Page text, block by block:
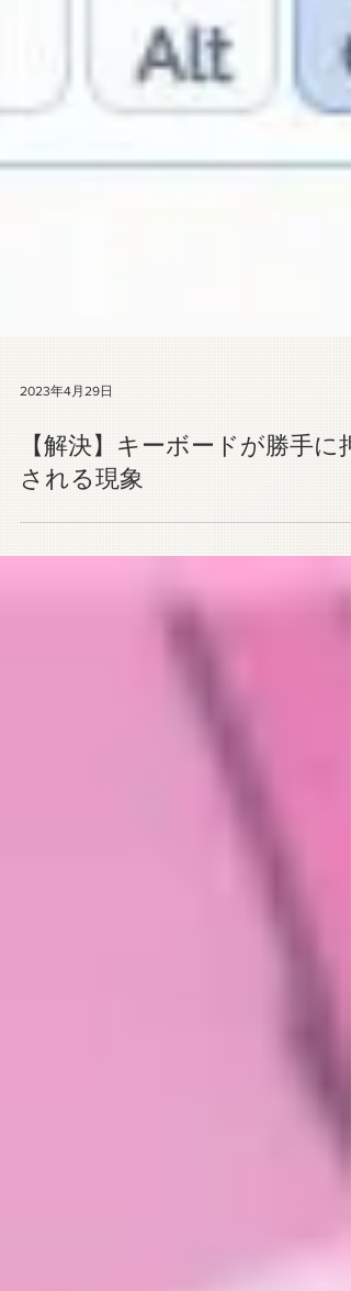
【解決】キーボードが勝手に押